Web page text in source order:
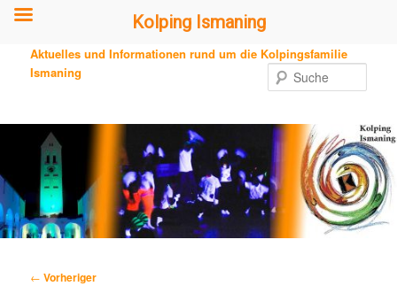
primären
Aktuelles und Informationen rund um die Kolpingsfamilie
Ismaning
Beitragsnavigation
← Vorheriger
Kolping Ismaning